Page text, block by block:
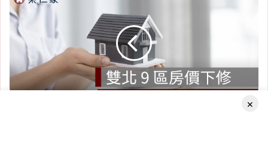
社會住宅進度
2026-06-29
桃園社會住宅續租租金
2026：蘆竹一號、平鎮一
號、八德三號社宅分 3 年
黃
區
跌
看，
蛋黃區跌給你看，蛋白區也沒撐住！雙北 9 區房價同步×